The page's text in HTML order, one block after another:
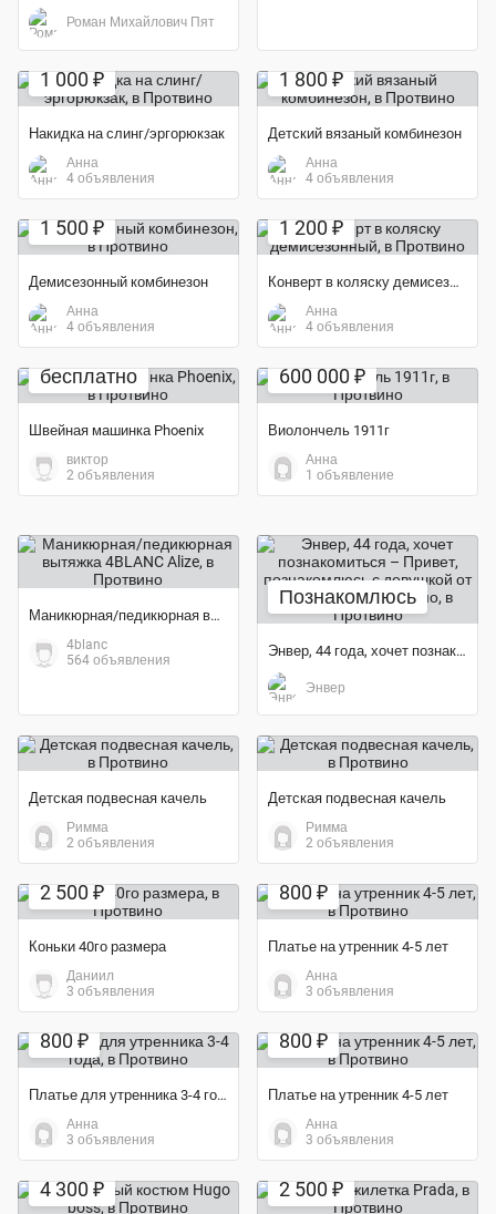
Роман Михайлович Пят
1 000 ₽
Накидка на слинг/эргорюкзак
Анна
4 объявления
1 800 ₽
Детский вязаный комбинезон
Анна
4 объявления
1 500 ₽
Демисезонный комбинезон
Анна
4 объявления
1 200 ₽
Конверт в коляску демисезонный
Анна
4 объявления
бесплатно
Швейная машинка Phoenix
виктор
2 объявления
600 000 ₽
Виолончель 1911г
Анна
1 объявление
Маникюрная/педикюрная вытяжка 4BLANC Alize
4blanc
564 объявления
Познакомлюсь
Энвер, 44 года, хочет познакомиться – Привет, познакомлюсь с...
Энвер
Детская подвесная качель
Римма
2 объявления
Детская подвесная качель
Римма
2 объявления
2 500 ₽
Коньки 40го размера
Даниил
3 объявления
800 ₽
Платье на утренник 4-5 лет
Анна
3 объявления
800 ₽
Платье для утренника 3-4 года
Анна
3 объявления
800 ₽
Платье на утренник 4-5 лет
Анна
3 объявления
4 300 ₽ 2 500 ₽